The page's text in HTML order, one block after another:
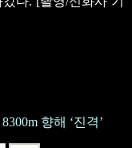
향해 ‘진격’